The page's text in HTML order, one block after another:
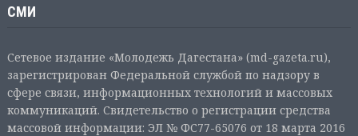
СМИ
Сетевое издание «Молодежь Дагестана» (md-gazeta.ru),
зарегистрирован Федеральной службой по надзору в
сфере связи, информационных технологий и массовых
коммуникаций. Свидетельство о регистрации средства
массовой информации: ЭЛ № ФС77-65076 от 18 марта 2016